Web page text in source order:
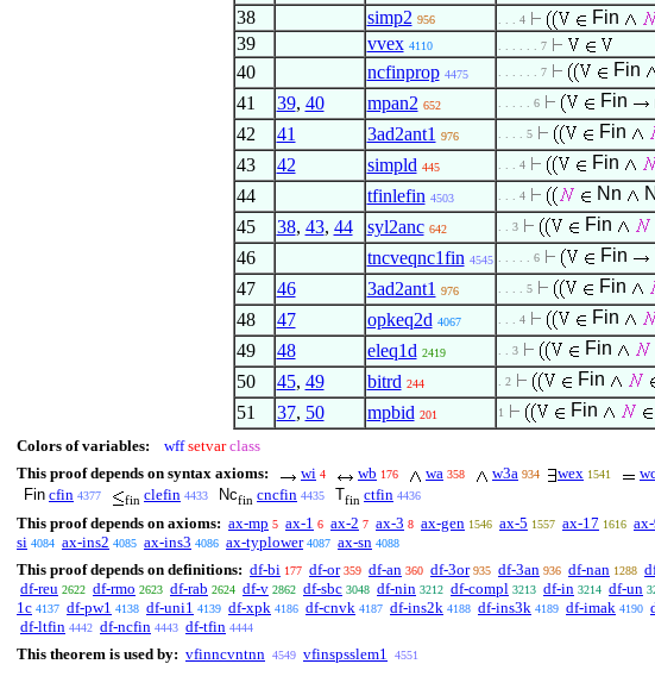
38 simp2 956 . . . 4 Fin
39
vvex 4110 . . . . . . 7
40 ncfinprop 4475 . . . . . . 7 Fin
41 39, 40 mpan2 652 . . . . . 6 Fin
42 41 3ad2ant1 976 . . . . 5 Fin
43 42 simpld 445 . . . 4 Fin
44
tfinlefin 4503 . . . 4 Nn
45 38, 43, 44 syl2anc 642 . . 3 Fin
46 tncveqnc1fin 4545 . . . . . 6 Fin
47 46 3ad2ant1 976 . . . . 5 Fin
48 47 opkeq2d 4067 . . . 4 Fin
49 48 eleq1d 2419 . . 3 Fin
50 45, 49 bitrd 244 . 2 Fin
51 37, 50 mpbid 201 1 Fin
Colors of variables:
wff setvar class
This proof depends on syntax axioms:
wi 4 wb 176 wa 358 w3a 934 wex 1541
Fin cfin 4377 fin clefin 4433 Ncfin cncfin 4435 Tfin ctfin 4436
This proof depends on axioms: ax-mp 5 ax-1 6 ax-2 7 ax-3 8 ax-gen 1546 ax-5 1557 ax-17 1616
si 4084 ax-ins2 4085 ax-ins3 4086 ax-typlower 4087 ax-sn 4088
This proof depends on definitions: df-bi 177 df-or 359 df-an 360 df-3or 935 df-3an 936 df-nan 1288
df-reu 2622 df-rmo 2623 df-rab 2624 df-v 2862 df-sbc 3048 df-nin 3212 df-compl 3213 df-in 3214 df-un
1c 4137 df-pw1 4138 df-uni1 4139 df-xpk 4186 df-cnvk 4187 df-ins2k 4188 df-ins3k 4189 df-imak 4190
df-ltfin 4442 df-ncfin 4443 df-tfin 4444
This theorem is used by: vfinncvntnn 4549 vfinspsslem1 4551